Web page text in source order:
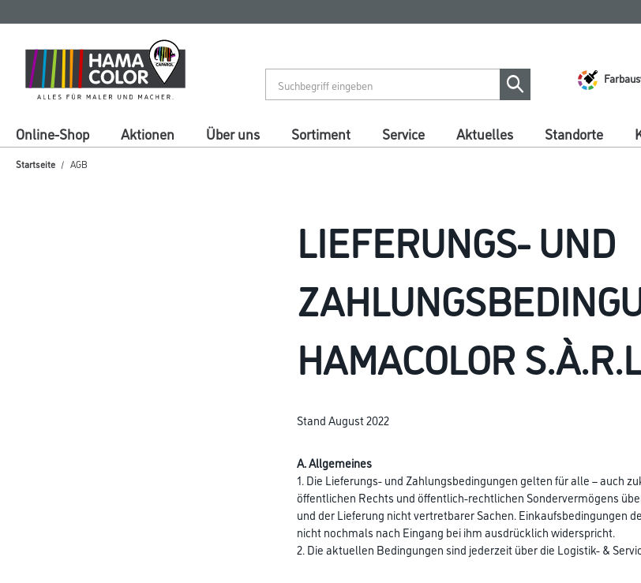
springen
springen
Online-Shop Aktionen Über uns Sortiment Service Aktuelles Standorte
Startseite AGB
LIEFERUNGS- UND
HAMACOLOR
Stand August 2022
A. Allgemeines
1. Die Lieferungs- und Zahlungsbedingungen gelten für alle – auch
öffentlichen Rechts und öffentlich-rechtlichen Sondervermögens
und der Lieferung nicht vertretbarer Sachen. Einkaufsbedingungen
nicht nochmals nach Eingang bei ihm ausdrücklich widerspricht.
2. Die aktuellen Bedingungen sind jederzeit über die Logistik- &